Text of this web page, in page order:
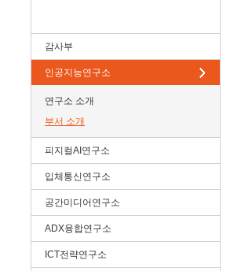
감사부
인공지능연구소
연구소 소개
부서 소개
피지컬AI연구소
입체통신연구소
공간미디어연구소
ADX융합연구소
ICT전략연구소